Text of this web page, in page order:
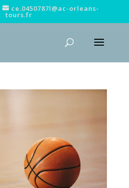
ce.0450787l@ac-orleans-
tours.fr